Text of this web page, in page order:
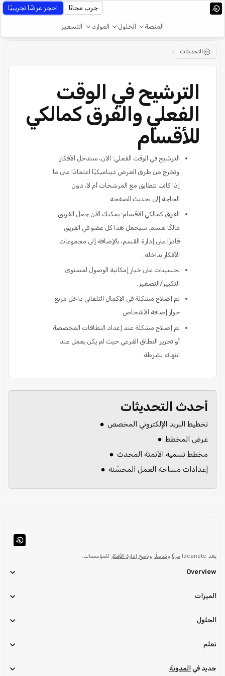
المنصة الحلول الموارد التسعير
جرب مجانًا احجز عرضًا تجريبيًا
التحديثات >
الترشيح في الوقت
الفعلي والفرق كمالكي
للأقسام
الترشيح في الوقت الفعلي: الآن، ستدخل الأفكار
وتخرج من طرق العرض ديناميكيًا اعتمادًا على ما
إذا كانت تتطابق مع المرشحات أم لا، دون
الحاجة إلى تحديث الصفحة.
الفرق كمالكي الأقسام: يمكنك الآن جعل الفريق
مالكًا لقسم. سيجعل هذا كل عضو في الفريق
قادرًا على إدارة القسم، بالإضافة إلى مجموعات
الأفكار بداخله.
تحسينات على خيار إمكانية الوصول لمستوى
التكبير/التصغير.
تم إصلاح مشكلة في الإكمال التلقائي داخل مربع
حوار إضافة الأشخاص.
تم إصلاح مشكلة عند إعداد النطاقات المخصصة
أو تحرير النطاق الفرعي حيث لم يكن يعمل عند
انتهائه بشرطة.
أحدث التحديثات
تخطيط البريد الإلكتروني المخصص
عرض المخطط
مخطط تسمية الأتمتة المحدث
إعدادات مساحة العمل المحسّنة
يعد Ideanote مرنًا وشاملًا برنامج إدارة الأفكار للمؤسسات.
Overview
الميزات
الحلول
تعلم
جديد في المدونة